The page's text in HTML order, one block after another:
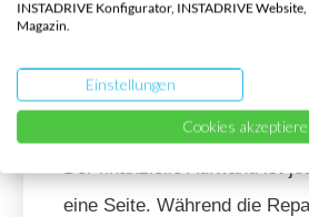
entstandenen Kosten
Betrag im niedrigen
Millionenbereich.
Der finanzielle Aufwand ist
eine Seite. Während die
INSTADRIVE Konfigurator, INSTADRIVE
Magazin.
Einstellungen
Cookies